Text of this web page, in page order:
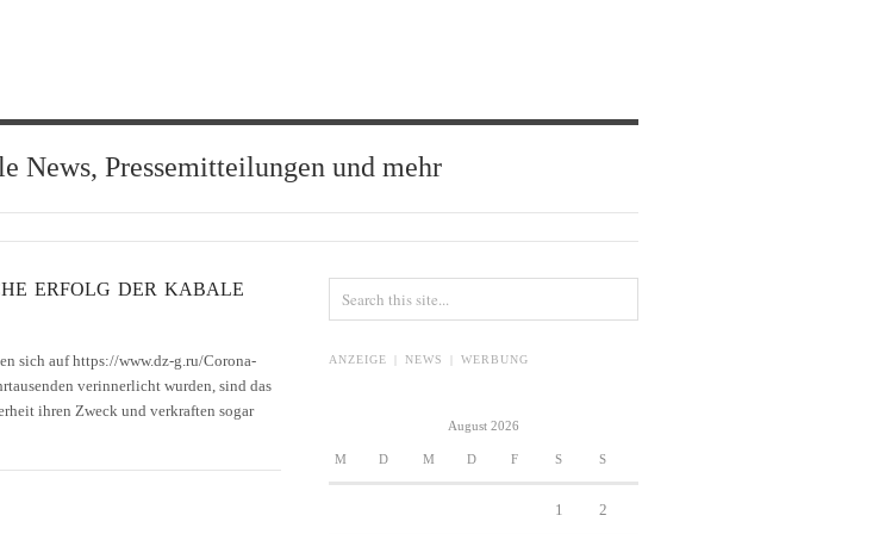
News, Pressemitteilungen und mehr
ERFOLG DER KABALE
sich auf https://www.dz-g.ru/Corona-
verinnerlicht wurden, sind das
ihren Zweck und verkraften sogar
ANZEIGE | NEWS | WERBUNG
August 2026
M D M D F S S
1 2